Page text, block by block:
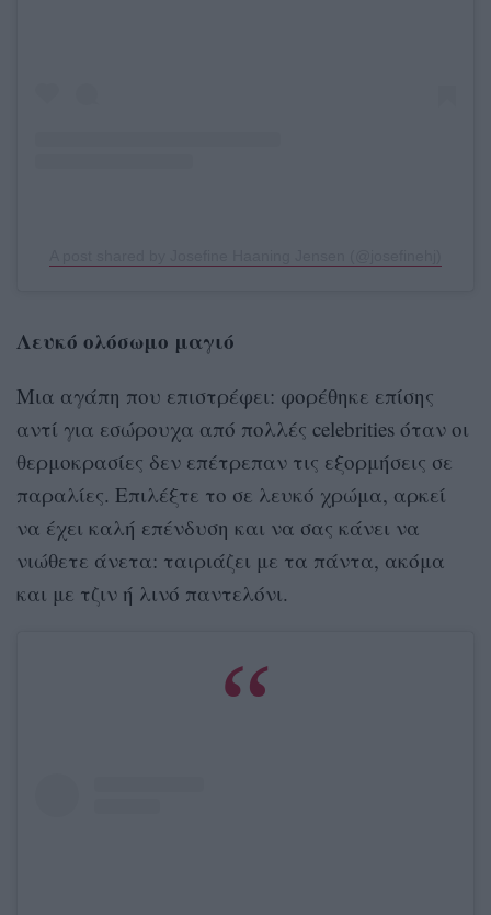
Λευκό ολόσωμο μαγιό
Μια αγάπη που επιστρέφει: φορέθηκε επίσης
αντί για εσώρουχα από πολλές celebrities όταν οι
θερμοκρασίες δεν επέτρεπαν τις εξορμήσεις σε
παραλίες. Επιλέξτε το σε λευκό χρώμα, αρκεί
να έχει καλή επένδυση και να σας κάνει να
νιώθετε άνετα: ταιριάζει με τα πάντα, ακόμα
και με τζιν ή λινό παντελόνι.